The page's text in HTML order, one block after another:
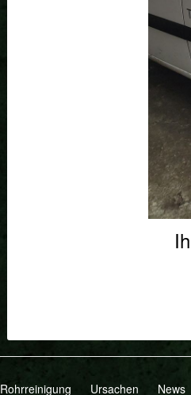
Rohrreinigung Ursachen News